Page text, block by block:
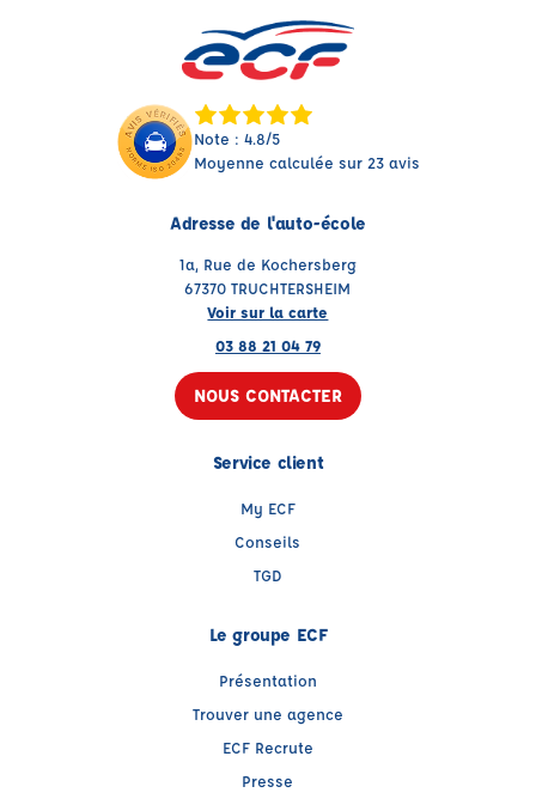
Note : 4.8/5
Moyenne calculée sur 23 avis
Adresse de l'auto-école
1a, Rue de Kochersberg
67370 TRUCHTERSHEIM
Voir sur la carte
03 88 21 04 79
NOUS CONTACTER
Service client
My ECF
Conseils
TGD
Le groupe ECF
Présentation
Trouver une agence
ECF Recrute
Presse